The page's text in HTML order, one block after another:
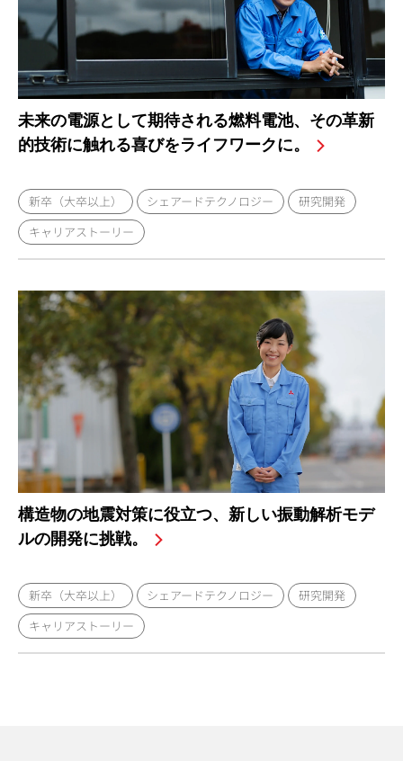
未来の電源として期待される燃料電池、その革新
的技術に触れる喜びをライフワークに。
新卒（大卒以上） シェアードテクノロジー
研究開発
キャリアストーリー
構造物の地震対策に役立つ、新しい振動解析モデ
ルの開発に挑戦。
新卒（大卒以上） シェアードテクノロジー
研究開発
キャリアストーリー